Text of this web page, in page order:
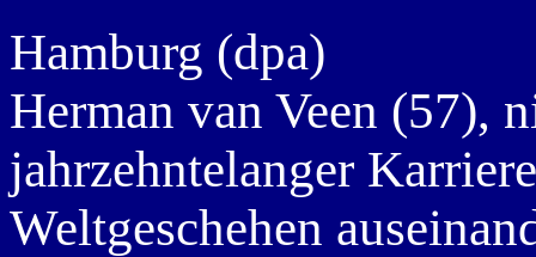
Hamburg (dpa)
Herman van Veen (57),
jahrzehntelanger
Weltgeschehen